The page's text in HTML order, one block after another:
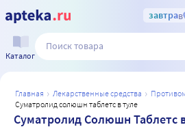
завтрав
Каталог
главная лекарственные средства
суматролид солюшн таблетс в туле
Суматролид Солюшн Таблетс